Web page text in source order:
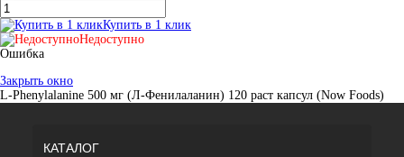
Купить в 1 клик
Недоступно
Ошибка
Закрыть окно
L-Phenylalanine 500 мг (Л-Фенилаланин) 120 раст капсул (Now Foods)
КАТАЛОГ